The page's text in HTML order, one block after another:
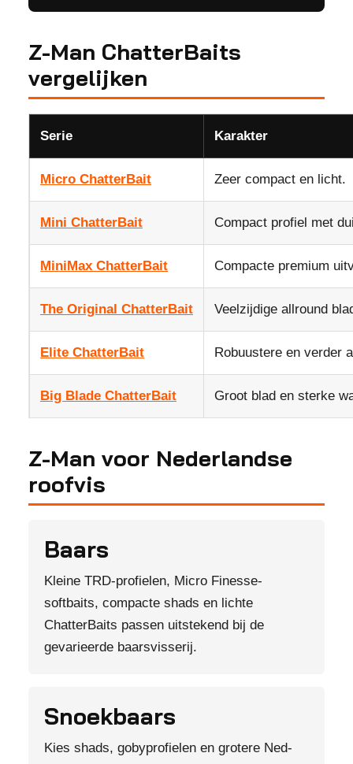
Z-Man ChatterBaits
vergelijken
Serie Karakter
Micro ChatterBait Zeer compact en licht.
Mini ChatterBait Compact profiel met
MiniMax ChatterBait Compacte premium
The Original ChatterBait Veelzijdige allround
Elite ChatterBait Robuustere en verder
Big Blade ChatterBait Groot blad en sterke
Z-Man voor Nederlandse
roofvis
Baars
Kleine TRD-profielen, Micro Finesse-
softbaits, compacte shads en lichte
ChatterBaits passen uitstekend bij de
gevarieerde baarsvisserij.
Snoekbaars
Kies shads, gobyprofielen en grotere Ned-